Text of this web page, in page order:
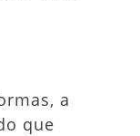
a
que